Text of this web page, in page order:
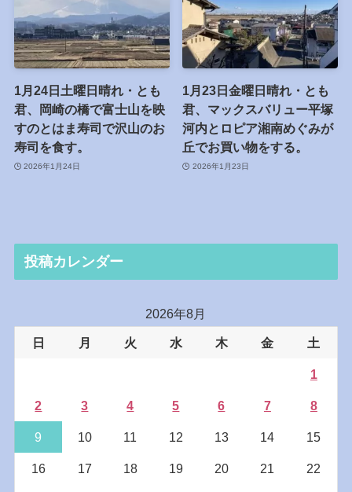
1月24日土曜日晴れ・とも
君、岡崎の橋で富士山を映
すのとはま寿司で沢山のお
寿司を食す。
2026年1月24日
1月23日金曜日晴れ・とも
君、マックスバリュー平塚
河内とロピア湘南めぐみが
丘でお買い物をする。
2026年1月23日
投稿カレンダー
2026年8月
日 月 火 水 木 金 土
1
2 3 4 5 6 7 8
9 10 11 12 13 14 15
16 17 18 19 20 21 22